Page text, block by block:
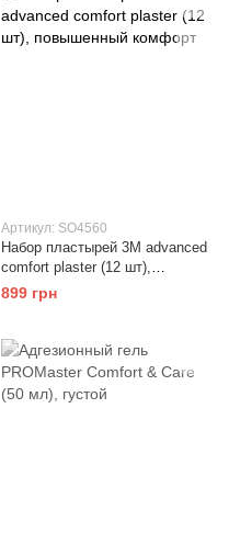
Артикул: SO4560
Набор пластырей 3M advanced
comfort plaster (12 шт),
повышенный комфорт
899 грн